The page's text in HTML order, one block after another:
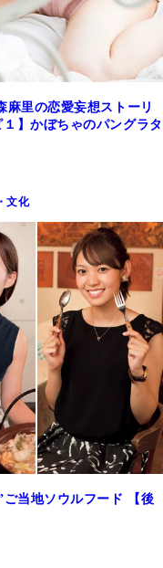
麻里の恋愛妄想ストーリ
】かぼちゃのパングラタ
文化
当地ソウルフード 【後